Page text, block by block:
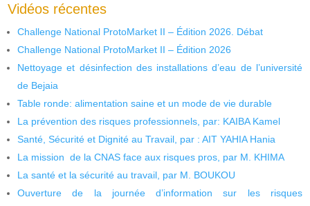
Vidéos récentes
Challenge National ProtoMarket II – Édition 2026. Débat
Challenge National ProtoMarket II – Édition 2026
Nettoyage et désinfection des installations d’eau de l’université
de Bejaia
Table ronde: alimentation saine et un mode de vie durable
La prévention des risques professionnels, par: KAIBA Kamel
Santé, Sécurité et Dignité au Travail, par : AIT YAHIA Hania
La mission de la CNAS face aux risques pros, par M. KHIMA
La santé et la sécurité au travail, par M. BOUKOU
Ouverture de la journée d’information sur les risques